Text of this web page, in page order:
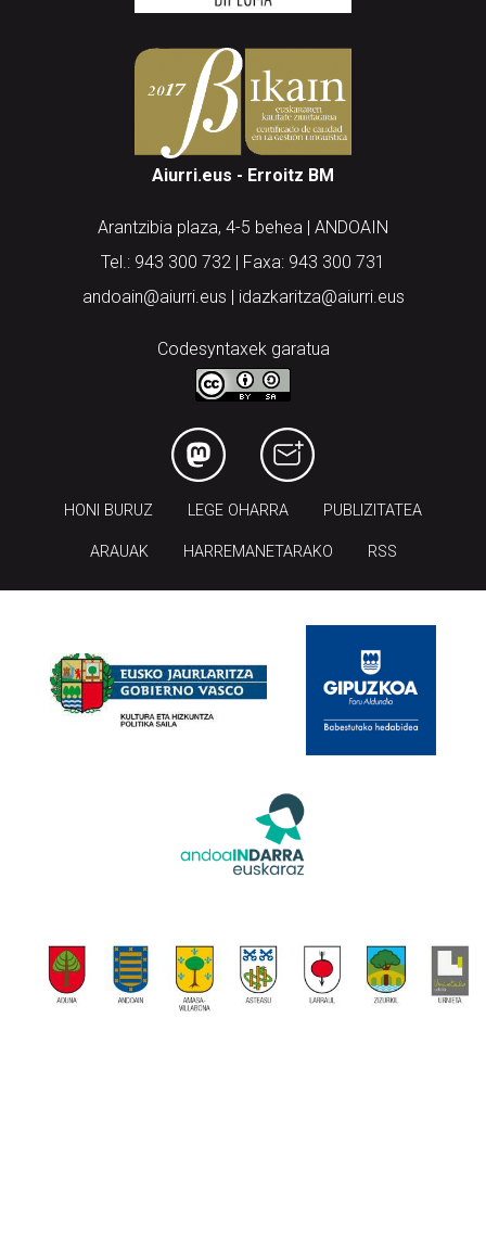
Aiurri.eus - Erroitz BM
Arantzibia plaza, 4-5 behea | ANDOAIN
Codesyntaxek garatua
LEGE OHARRA
ARAUAK HARREMANETARAKO RSS